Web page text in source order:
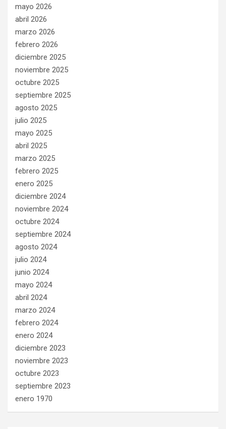
mayo 2026
abril 2026
marzo 2026
febrero 2026
diciembre 2025
noviembre 2025
octubre 2025
septiembre 2025
agosto 2025
julio 2025
mayo 2025
abril 2025
marzo 2025
febrero 2025
enero 2025
diciembre 2024
noviembre 2024
octubre 2024
septiembre 2024
agosto 2024
julio 2024
junio 2024
mayo 2024
abril 2024
marzo 2024
febrero 2024
enero 2024
diciembre 2023
noviembre 2023
octubre 2023
septiembre 2023
enero 1970